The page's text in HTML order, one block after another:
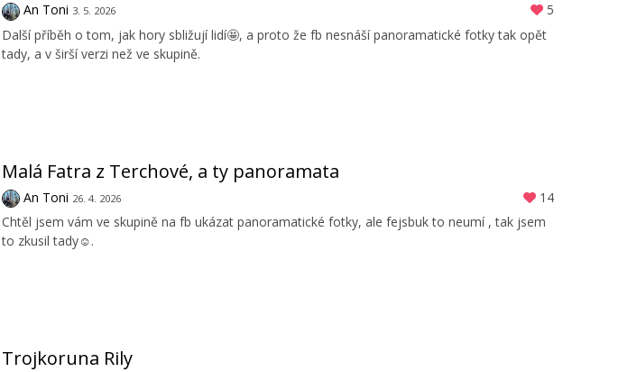
An Toni 3. 5. 2026
5
Další příběh o tom, jak hory sbližují lidí🤩, a proto že fb nesnáší panoramatické fotky tak opět
tady, a v širší verzi než ve skupině.
Malá Fatra z Terchové, a ty panoramata
An Toni 26. 4. 2026
14
Chtěl jsem vám ve skupině na fb ukázat panoramatické fotky, ale fejsbuk to neumí , tak jsem
to zkusil tady☺️.
Trojkoruna Rily